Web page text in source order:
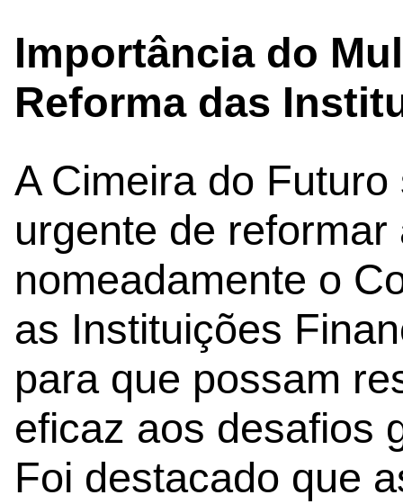
Importância do
Reforma das
A Cimeira do
urgente de
nomeadamente o
as Instituições
para que possam
eficaz aos desafios
Foi destacado que